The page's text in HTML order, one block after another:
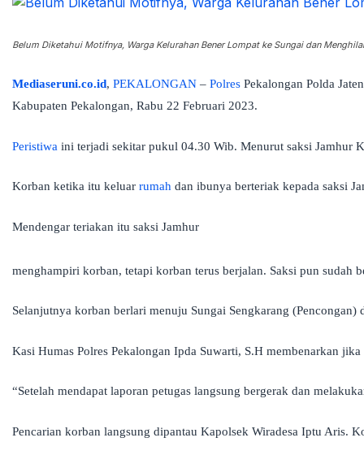
Belum Diketahui Motifnya, Warga Kelurahan Bener Lompat ke Sungai dan
Mediaseruni.co.id, PEKALONGAN – Polres Pekalongan Polda
Kabupaten Pekalongan, Rabu 22 Februari 2023.
Peristiwa ini terjadi sekitar pukul 04.30 Wib. Menurut saksi Jamhur
Korban ketika itu keluar rumah dan ibunya berteriak kepada saksi
Mendengar teriakan itu saksi Jamhur
menghampiri korban, tetapi korban terus berjalan. Saksi pun sudah
Selanjutnya korban berlari menuju Sungai Sengkarang
Kasi Humas Polres Pekalongan Ipda Suwarti, S.H membenarkan
“Setelah mendapat laporan petugas langsung bergerak dan
Pencarian korban langsung dipantau Kapolsek Wiradesa Iptu Aris.